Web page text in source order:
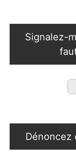
Signalez-
Dénoncez